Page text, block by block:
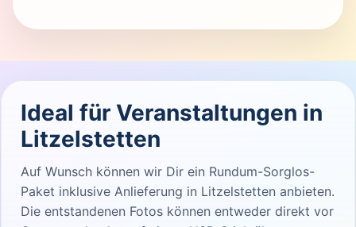
Ideal für Veranstaltungen in
Litzelstetten
Auf Wunsch können wir Dir ein Rundum-Sorglos-
Paket inklusive Anlieferung in Litzelstetten anbieten.
Die entstandenen Fotos können entweder direkt vor